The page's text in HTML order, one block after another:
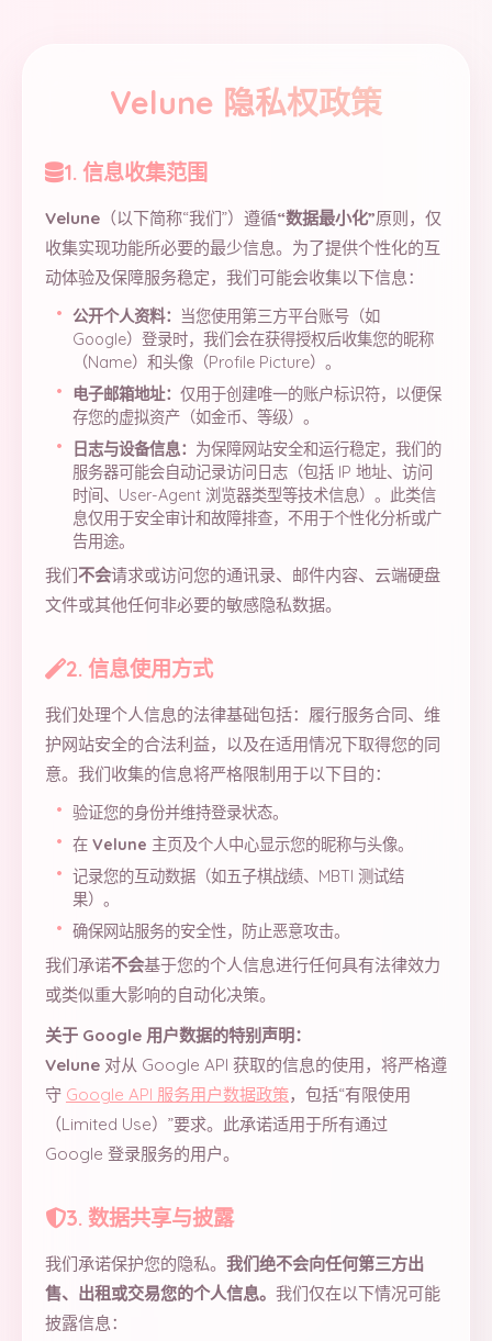
Velune 隐私权政策
1. 信息收集范围
Velune （以下简称“我们”）遵循“数据最小化”原则，仅
收集实现功能所必要的最少信息。为了提供个性化的互
动体验及保障服务稳定，我们可能会收集以下信息：
公开个人资料：
当您使用第三方平台账号（如
Google）登录时，我们会在获得授权后收集您的昵称
（Name）和头像（Profile Picture）。
电子邮箱地址： 仅用于创建唯一的账户标识符，以便保
存您的虚拟资产（如金币、等级）。
日志与设备信息： 为保障网站安全和运行稳定，我们的
服务器可能会自动记录访问日志（包括 IP 地址、访问
时间、User-Agent 浏览器类型等技术信息）。此类信
息仅用于安全审计和故障排查，不用于个性化分析或广
告用途。
我们不会请求或访问您的通讯录、邮件内容、云端硬盘
文件或其他任何非必要的敏感隐私数据。
2. 信息使用方式
我们处理个人信息的法律基础包括：履行服务合同、维
护网站安全的合法利益，以及在适用情况下取得您的同
意。我们收集的信息将严格限制用于以下目的：
验证您的身份并维持登录状态。
在 Velune 主页及个人中心显示您的昵称与头像。
记录您的互动数据（如五子棋战绩、MBTI 测试结
果）。
确保网站服务的安全性，防止恶意攻击。
我们承诺不会基于您的个人信息进行任何具有法律效力
或类似重大影响的自动化决策。
关于 Google 用户数据的特别声明：
Velune 对从 Google API 获取的信息的使用，将严格遵
守 Google API 服务用户数据政策，包括“有限使用
（Limited Use）”要求。此承诺适用于所有通过
Google 登录服务的用户。
3. 数据共享与披露
我们承诺保护您的隐私。 我们绝不会向任何第三方出
售、出租或交易您的个人信息。 我们仅在以下情况可能
披露信息：